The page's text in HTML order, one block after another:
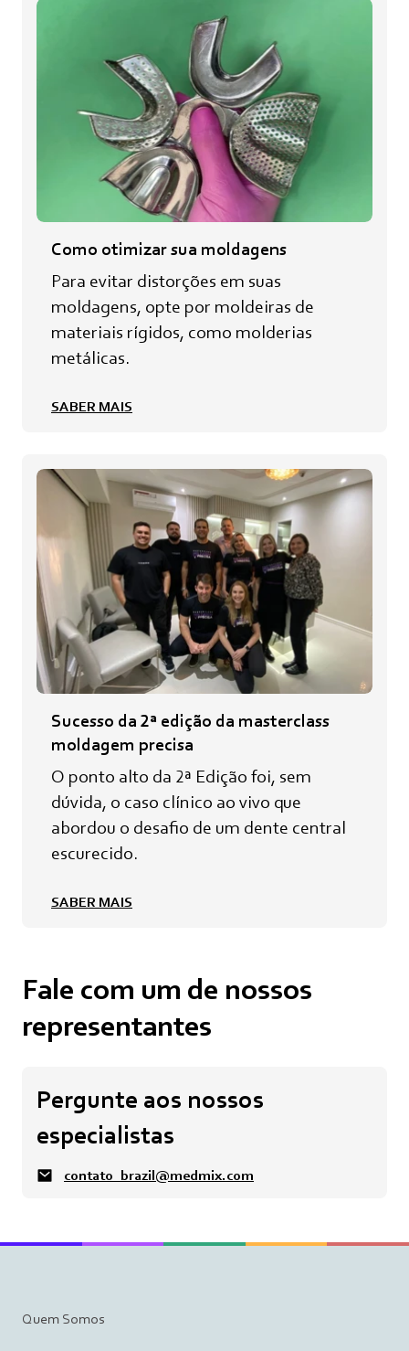
Como otimizar sua moldagens
Para evitar distorções em suas
moldagens, opte por moldeiras de
materiais rígidos, como molderias
metálicas.
SABER MAIS
Sucesso da 2ª edição da masterclass
moldagem precisa
O ponto alto da 2ª Edição foi, sem
dúvida, o caso clínico ao vivo que
abordou o desafio de um dente central
escurecido.
SABER MAIS
Fale com um de nossos
representantes
Pergunte aos nossos
especialistas
contato_brazil@medmix.com
Quem Somos